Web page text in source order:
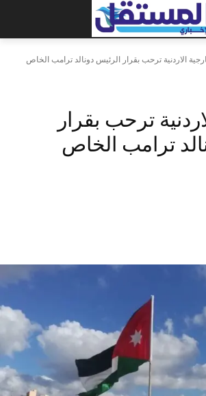
الاردنية ترحب بقرار الرئيس دونالد ترامب الخاص
ترحب بقرار
ترامب الخاص